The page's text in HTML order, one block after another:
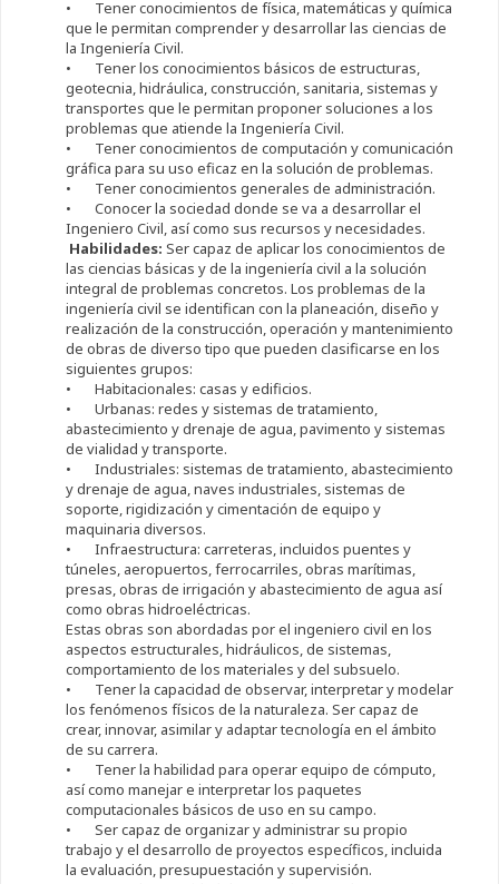
• Tener conocimientos de física, matemáticas y química
que le permitan comprender y desarrollar las ciencias de
la Ingeniería Civil.
• Tener los conocimientos básicos de estructuras,
geotecnia, hidráulica, construcción, sanitaria, sistemas y
transportes que le permitan proponer soluciones a los
problemas que atiende la Ingeniería Civil.
• Tener conocimientos de computación y comunicación
gráfica para su uso eficaz en la solución de problemas.
• Tener conocimientos generales de administración.
• Conocer la sociedad donde se va a desarrollar el
Ingeniero Civil, así como sus recursos y necesidades.
Habilidades: Ser capaz de aplicar los conocimientos de
las ciencias básicas y de la ingeniería civil a la solución
integral de problemas concretos. Los problemas de la
ingeniería civil se identifican con la planeación, diseño y
realización de la construcción, operación y mantenimiento
de obras de diverso tipo que pueden clasificarse en los
siguientes grupos:
• Habitacionales: casas y edificios.
• Urbanas: redes y sistemas de tratamiento,
abastecimiento y drenaje de agua, pavimento y sistemas
de vialidad y transporte.
• Industriales: sistemas de tratamiento, abastecimiento
y drenaje de agua, naves industriales, sistemas de
soporte, rigidización y cimentación de equipo y
maquinaria diversos.
• Infraestructura: carreteras, incluidos puentes y
túneles, aeropuertos, ferrocarriles, obras marítimas,
presas, obras de irrigación y abastecimiento de agua así
como obras hidroeléctricas.
Estas obras son abordadas por el ingeniero civil en los
aspectos estructurales, hidráulicos, de sistemas,
comportamiento de los materiales y del subsuelo.
• Tener la capacidad de observar, interpretar y modelar
los fenómenos físicos de la naturaleza. Ser capaz de
crear, innovar, asimilar y adaptar tecnología en el ámbito
de su carrera.
• Tener la habilidad para operar equipo de cómputo,
así como manejar e interpretar los paquetes
computacionales básicos de uso en su campo.
• Ser capaz de organizar y administrar su propio
trabajo y el desarrollo de proyectos específicos, incluida
la evaluación, presupuestación y supervisión.